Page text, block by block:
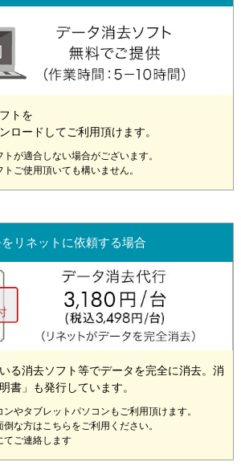
トを
ロードしてご利用頂けます。
が適合しない場合がございます。
ご使用頂いても構いません。
リネットに依頼する場合
る消去ソフト等でデータを完全に消去。消
書」も発行しています。
やタブレットパソコンもご利用頂けます。
な方はこちらをご利用ください。
ご連絡します